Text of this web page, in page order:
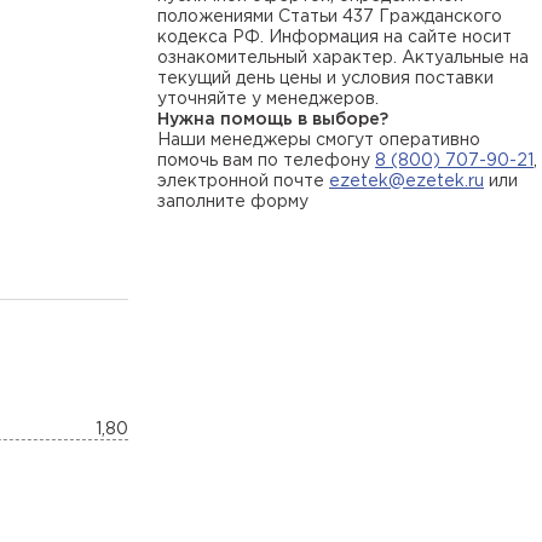
положениями Статьи 437 Гражданского
кодекса РФ. Информация на сайте носит
ознакомительный характер. Актуальные на
текущий день цены и условия поставки
уточняйте у менеджеров.
Нужна помощь в выборе?
Наши менеджеры смогут оперативно
помочь вам по телефону 8 (800) 707-90-21
электронной почте ezetek@ezetek.ru или
заполните форму
1,80